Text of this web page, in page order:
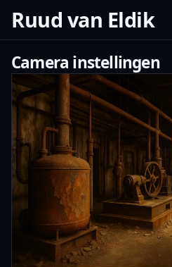
Ruud van Eldik
Camera instellingen